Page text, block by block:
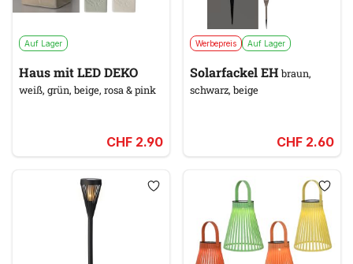
Auf Lager
Haus mit LED DEKO
weiß, grün, beige, rosa & pink
CHF 2.90
Werbepreis Auf Lager
Solarfackel EH braun,
schwarz, beige
CHF 2.60